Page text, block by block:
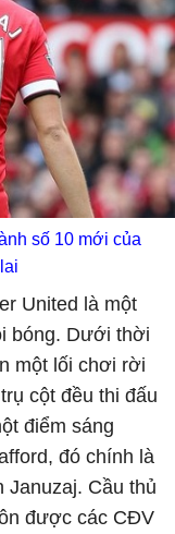
số 10 mới của
United là một
bóng. Dưới thời
một lối chơi rời
cột đều thi đấu
điểm sáng
đó chính là
Januzaj. Cầu thủ
được các CĐV